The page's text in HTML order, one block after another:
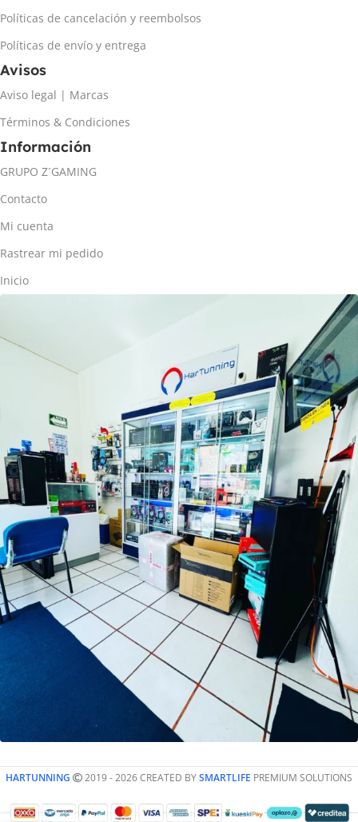
Políticas de cancelación y reembolsos
Políticas de envío y entrega
Avisos
Aviso legal | Marcas
Términos & Condiciones
Información
GRUPO Z´GAMING
Contacto
Mi cuenta
Rastrear mi pedido
Inicio
HARTUNNING 2019 - 2026 CREATED BYSMARTLIFE PREMIUM SOLUTIONS